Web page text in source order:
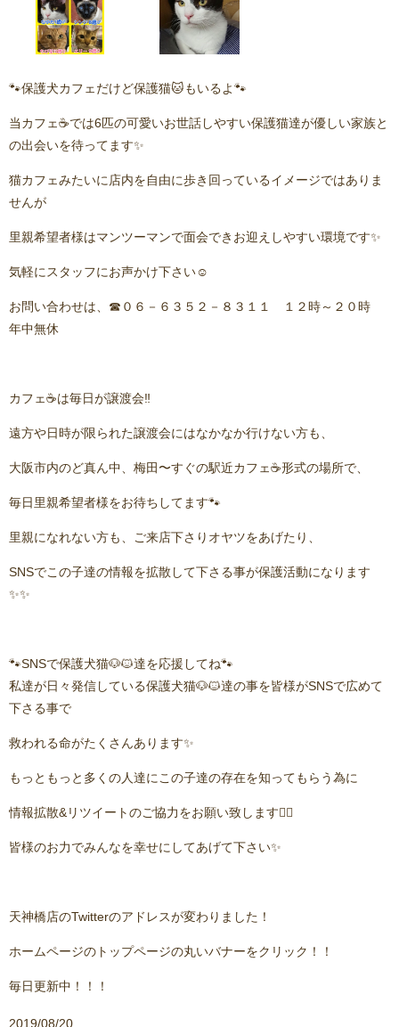
🐾保護犬カフェだけど保護猫🐱もいるよ🐾
当カフェ☕️では6匹の可愛いお世話しやすい保護猫達が優しい家族と
の出会いを待ってます✨
猫カフェみたいに店内を自由に歩き回っているイメージではありま
せんが
里親希望者様はマンツーマンで面会できお迎えしやすい環境です✨
気軽にスタッフにお声かけ下さい☺️
お問い合わせは、☎０６－６３５２－８３１１ １２時～２０時
年中無休
カフェ☕️は毎日が譲渡会‼️
遠方や日時が限られた譲渡会にはなかなか行けない方も、
大阪市内のど真ん中、梅田〜すぐの駅近カフェ☕️形式の場所で、
毎日里親希望者様をお待ちしてます🐾
里親になれない方も、ご来店下さりオヤツをあげたり、
SNSでこの子達の情報を拡散して下さる事が保護活動になります
✨✨
🐾SNSで保護犬猫🐶🐱達を応援してね🐾
私達が日々発信している保護犬猫🐶🐱達の事を皆様がSNSで広めて
下さる事で
救われる命がたくさんあります✨
もっともっと多くの人達にこの子達の存在を知ってもらう為に
情報拡散&リツイートのご協力をお願い致します🙇‍♂️
皆様のお力でみんなを幸せにしてあげて下さい✨
天神橋店のTwitterのアドレスが変わりました！
ホームページのトップページの丸いバナーをクリック！！
毎日更新中！！！
2019/08/20